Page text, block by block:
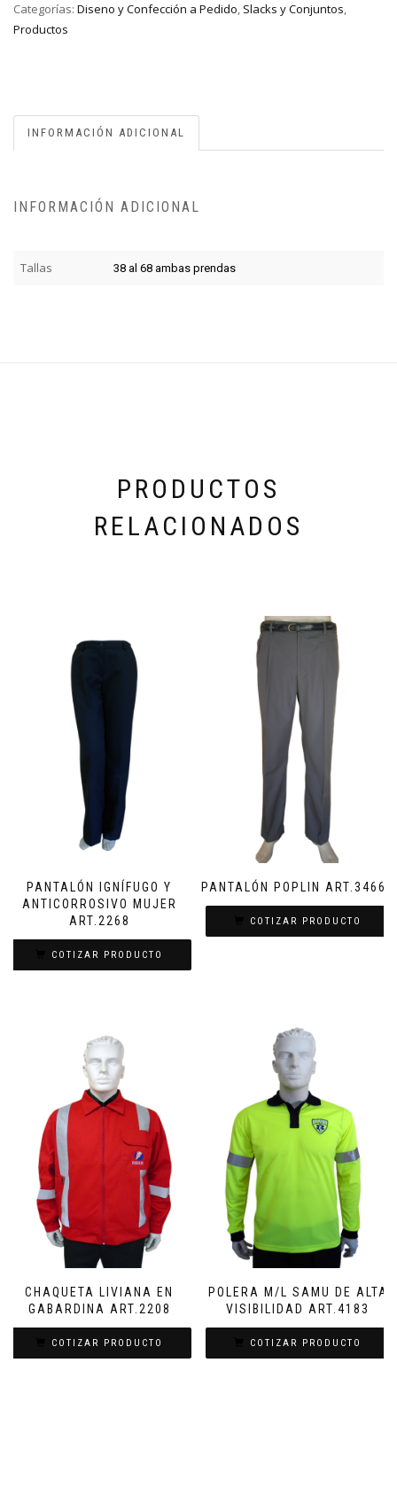
Categorías: Diseno y Confección a Pedido, Slacks y Conjuntos,
Productos
INFORMACIÓN ADICIONAL
INFORMACIÓN ADICIONAL
Tallas 38 al 68 ambas prendas
PRODUCTOS
RELACIONADOS
PANTALÓN IGNÍFUGO Y
ANTICORROSIVO MUJER
ART.2268
COTIZAR PRODUCTO
PANTALÓN POPLIN ART.34661
COTIZAR PRODUCTO
CHAQUETA LIVIANA EN
GABARDINA ART.2208
COTIZAR PRODUCTO
POLERA M/L SAMU DE ALTA
VISIBILIDAD ART.4183
COTIZAR PRODUCTO